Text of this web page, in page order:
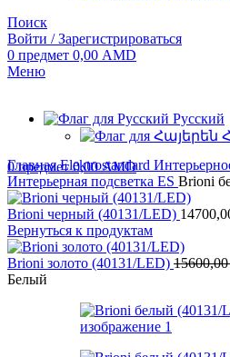
Поиск
Войти / Зарегистрироваться
0 предмет 0,00 AMD
Меню
Русский
0предмет 0,00AMD
ГлавнаяElektrostandard
Интерьерная подсветка ES Brioni
Brioni черный (40131/LED)
Вернуться к продуктам
Brioni золото (40131/LED)
Белый